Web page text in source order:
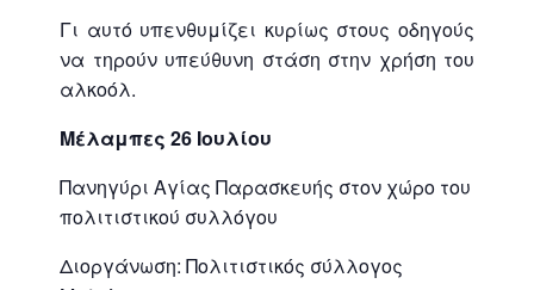
Γι αυτό υπενθυμίζει κυρίως στους οδηγούς
να τηρούν υπεύθυνη στάση στην χρήση του
αλκοόλ.
Μέλαμπες 26 Ιουλίου
Πανηγύρι Αγίας Παρασκευής στον χώρο του
πολιτιστικού συλλόγου
Διοργάνωση: Πολιτιστικός σύλλογος